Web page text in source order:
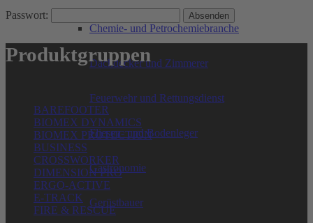
Chemie- und Petrochemiebranche
Dachdecker und Zimmerer
Feuerwehr und Rettungsdienst
Fliesen- und Bodenleger
Gastronomie
Gerüstbauer
Passwort:
Produktgruppen
BAREFOOTER
BIOMEX DYNAMICS
BIOMEX PROTECTION
BUSINESS
CROSSWORKER
DIMENSION PRO
ERGO-ACTIVE
E-TRACK
FIRE & RESCUE